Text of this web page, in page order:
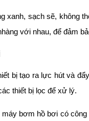
xanh, sạch sẽ, không
với nhau, để đảm
bị tạo ra lực hút và
thiết bị lọc để xử lý.
bơm hồ bơi có